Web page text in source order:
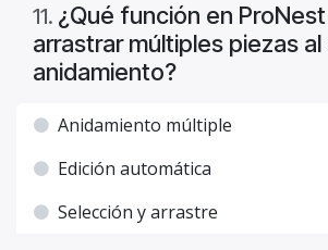
11. ¿Qué función en
arrastrar múltiples piezas
anidamiento?
Anidamiento múltiple
Edición automática
Selección y arrastre